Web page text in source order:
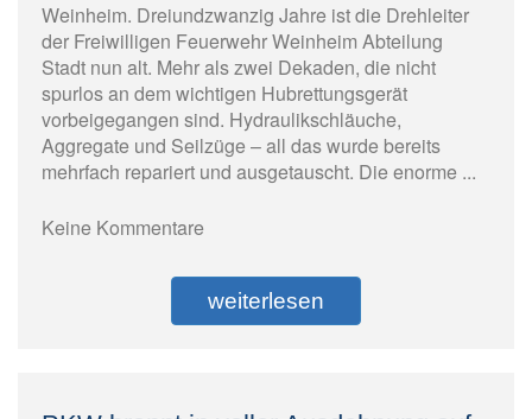
Weinheim. Dreiundzwanzig Jahre ist die Drehleiter
der Freiwilligen Feuerwehr Weinheim Abteilung
Stadt nun alt. Mehr als zwei Dekaden, die nicht
spurlos an dem wichtigen Hubrettungsgerät
vorbeigegangen sind. Hydraulikschläuche,
Aggregate und Seilzüge – all das wurde bereits
mehrfach repariert und ausgetauscht. Die enorme ...
Keine Kommentare
weiterlesen